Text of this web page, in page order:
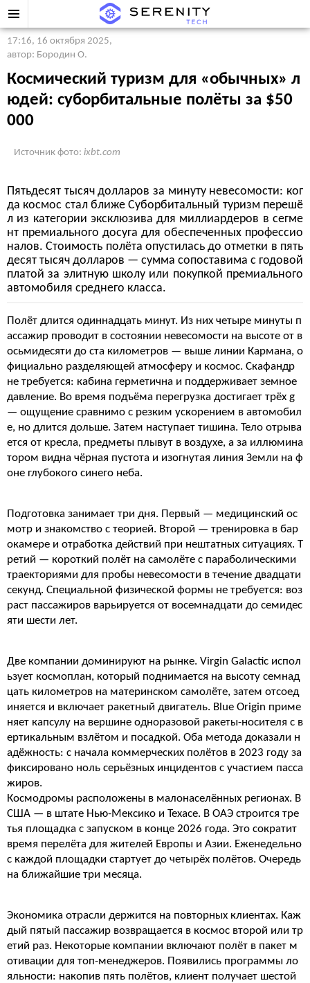
17:16, 16 октября 2025,
автор: Бородин О.
Космический туризм для «обычных» л
юдей: суборбитальные полёты за $50
000
Источник фото: ixbt.com
Пятьдесят тысяч долларов за минуту невесомости: ког
да космос стал ближе Суборбитальный туризм перешё
л из категории эксклюзива для миллиардеров в сегме
нт премиального досуга для обеспеченных профессио
налов. Стоимость полёта опустилась до отметки в пять
десят тысяч долларов — сумма сопоставима с годовой
платой за элитную школу или покупкой премиального
автомобиля среднего класса.
Полёт длится одиннадцать минут. Из них четыре минуты п
ассажир проводит в состоянии невесомости на высоте от в
осьмидесяти до ста километров — выше линии Кармана, о
фициально разделяющей атмосферу и космос. Скафандр
не требуется: кабина герметична и поддерживает земное
давление. Во время подъёма перегрузка достигает трёх g
— ощущение сравнимо с резким ускорением в автомобил
е, но длится дольше. Затем наступает тишина. Тело отрыва
ется от кресла, предметы плывут в воздухе, а за иллюмина
тором видна чёрная пустота и изогнутая линия Земли на ф
оне глубокого синего неба.
Подготовка занимает три дня. Первый — медицинский ос
мотр и знакомство с теорией. Второй — тренировка в бар
окамере и отработка действий при нештатных ситуациях. Т
ретий — короткий полёт на самолёте с параболическими
траекториями для пробы невесомости в течение двадцати
секунд. Специальной физической формы не требуется: воз
раст пассажиров варьируется от восемнадцати до семидес
яти шести лет.
Две компании доминируют на рынке. Virgin Galactic испол
ьзует космоплан, который поднимается на высоту семнад
цать километров на материнском самолёте, затем отсоед
иняется и включает ракетный двигатель. Blue Origin приме
няет капсулу на вершине одноразовой ракеты-носителя с в
ертикальным взлётом и посадкой. Оба метода доказали н
адёжность: с начала коммерческих полётов в 2023 году за
фиксировано ноль серьёзных инцидентов с участием пасса
жиров.
Космодромы расположены в малонаселённых регионах. В
США — в штате Нью-Мексико и Техасе. В ОАЭ строится тре
тья площадка с запуском в конце 2026 года. Это сократит
время перелёта для жителей Европы и Азии. Еженедельно
с каждой площадки стартует до четырёх полётов. Очередь
на ближайшие три месяца.
Экономика отрасли держится на повторных клиентах. Каж
дый пятый пассажир возвращается в космос второй или тр
етий раз. Некоторые компании включают полёт в пакет м
отивации для топ-менеджеров. Появились программы ло
яльности: накопив пять полётов, клиент получает шестой